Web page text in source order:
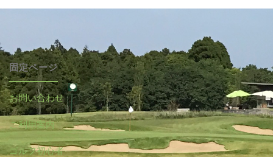
固定ページ
お問い合わせ
ご利用案内
ゴルフ初心者